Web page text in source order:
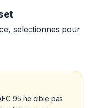
selectionnes pour
95 ne cible pas